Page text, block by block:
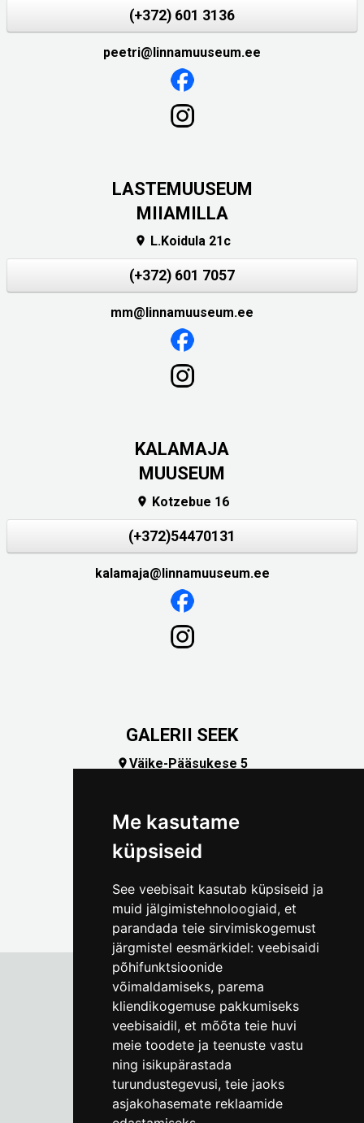
Me kasutame
küpsiseid
See veebisait kasutab küpsiseid ja
muid jälgimistehnoloogiaid, et
parandada teie sirvimiskogemust
järgmistel eesmärkidel: veebisaidi
põhifunktsioonide
võimaldamiseks, parema
kliendikogemuse pakkumiseks
veebisaidil, et mõõta teie huvi
meie toodete ja teenuste vastu
ning isikupärastada
turundustegevusi, teie jaoks
asjakohasemate reklaamide
(+372) 601 3136
peetri@linnamuuseum.ee
LASTEMUUSEUM
MIIAMILLA
 L.Koidula 21c
(+372) 601 7057
mm@linnamuuseum.ee
KALAMAJA
MUUSEUM
 Kotzebue 16
(+372)54470131
kalamaja@linnamuuseum.ee
GALERII SEEK
Väike-Pääsukese 5
Tallinna Linnamuuseum
Vene 17
E-R kell 9-17(+372) 610 4178
info@linnamuuseum.ee